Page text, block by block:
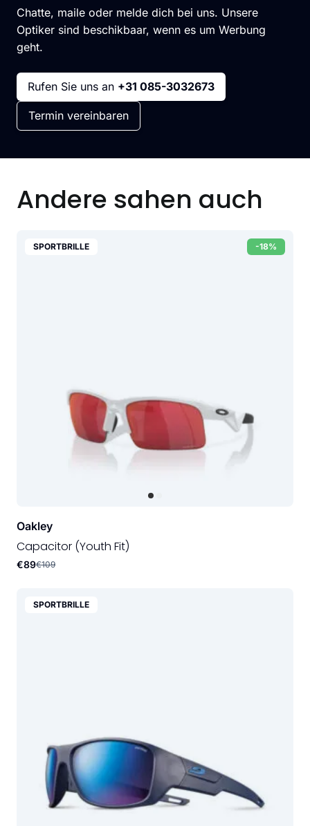
Chatte, maile oder melde dich bei uns. Unsere
Optiker sind beschikbaar, wenn es um Werbung
geht.
Rufen Sie uns an +31 085-3032673
Termin vereinbaren
Andere sahen auch
-18%
SPORTBRILLE
Oakley
Capacitor (Youth Fit)
€89€109
SPORTBRILLE